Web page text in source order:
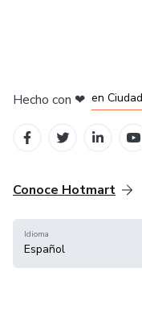
Hecho con ❤ en
Conoce Hotmart
Idioma
Español